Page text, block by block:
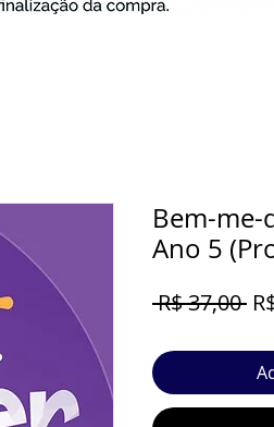
Bem-me-
Ano 5
R$ 37,00